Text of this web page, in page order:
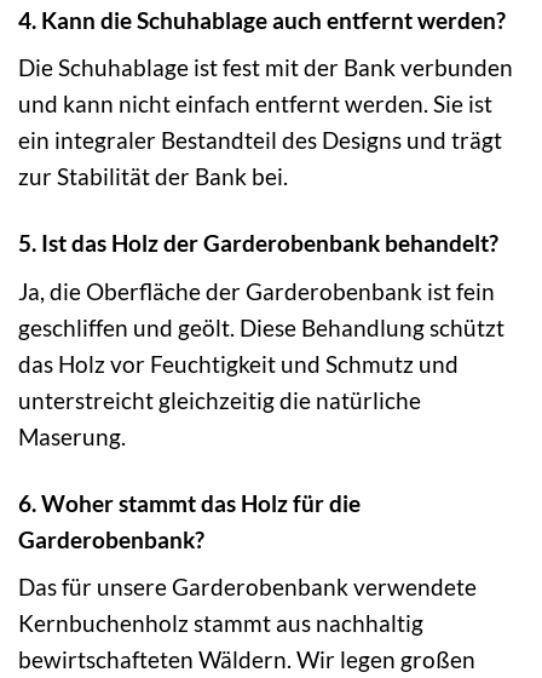
4. Kann die Schuhablage auch entfernt werden?
Die Schuhablage ist fest mit der Bank verbunden
und kann nicht einfach entfernt werden. Sie ist
ein integraler Bestandteil des Designs und trägt
zur Stabilität der Bank bei.
5. Ist das Holz der Garderobenbank behandelt?
Ja, die Oberfläche der Garderobenbank ist fein
geschliffen und geölt. Diese Behandlung schützt
das Holz vor Feuchtigkeit und Schmutz und
unterstreicht gleichzeitig die natürliche
Maserung.
6. Woher stammt das Holz für die
Garderobenbank?
Das für unsere Garderobenbank verwendete
Kernbuchenholz stammt aus nachhaltig
bewirtschafteten Wäldern. Wir legen großen